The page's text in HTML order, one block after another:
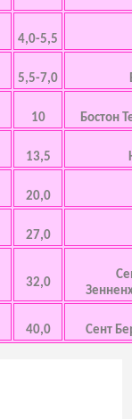
4,0-5,5
5,5-7,0
10 Бостон
13,5
20,0
27,0
32,0
40,0 Сент